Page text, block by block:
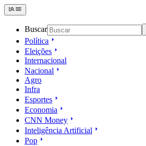
Buscar
Política
Eleições
Internacional
Nacional
Agro
Infra
Esportes
Economia
CNN Money
Inteligência Artificial
Pop